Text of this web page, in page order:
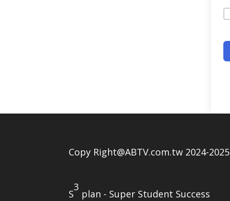
Copy Right@ABTV.com.tw 2024-2025
S
3
plan - Super Student Success